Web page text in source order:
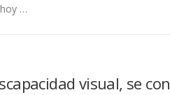
…
visual, se